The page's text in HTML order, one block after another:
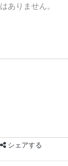
ありません。
シェアする